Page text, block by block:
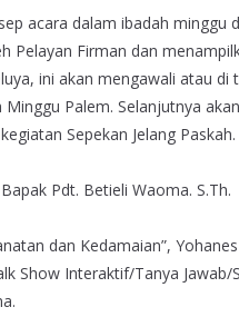
acara dalam ibadah minggu
Pelayan Firman dan
ini akan mengawali atau
Minggu Palem. Selanjutnya
Sepekan Jelang
Pdt. Betieli Waoma. S.Th.
dan Kedamaian”,
Show Interaktif/Tanya